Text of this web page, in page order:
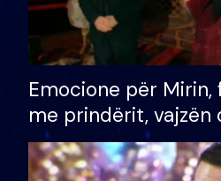
Emocione për
me prindërit, vajzën
bashkëshorten:
divorci apo jo?